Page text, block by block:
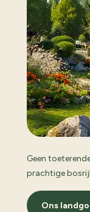
Geen
prachtige
Ons